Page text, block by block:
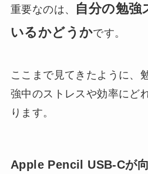
重要なのは、
自分の勉強
いるかどうかです。
ここまで見てきたように、
強中のストレスや効率にど
ります。
Apple Pencil USB-Cが